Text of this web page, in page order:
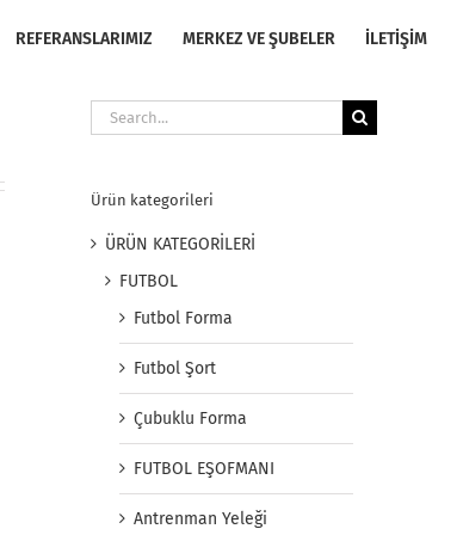
REFERANSLARIMIZ MERKEZ VE ŞUBELER İLETİŞİM
Search
for:
Ürün kategorileri
ÜRÜN KATEGORİLERİ
FUTBOL
Futbol Forma
Futbol Şort
Çubuklu Forma
FUTBOL EŞOFMANI
Antrenman Yeleği